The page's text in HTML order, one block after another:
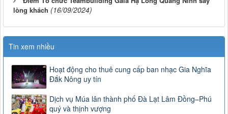
lòng khách (16/09/2024)
Tin xem nhiều
Hoạt động cho thuê cung cấp ban nhạc Gia Nghĩa
Đắk Nông uy tín
Dịch vụ Múa lân thành phố Đà Lạt Lâm Đồng–Phú
quý và thịnh vượng